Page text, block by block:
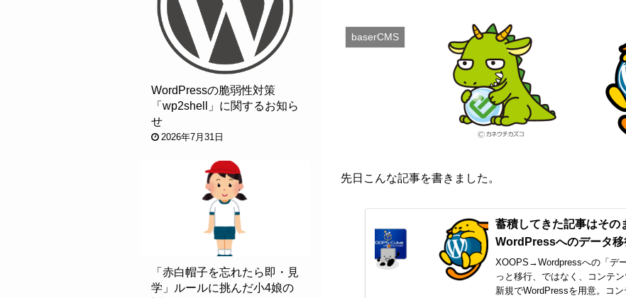
baserCMS
先日こんな記事を書きました。
蓄積してきた記事はその
WordPressへのデータ移
XOOPS→Wordpressへの「デ
っと移行、ではなく、コンテ
新規でWordPressを用意。コ
WordPressの脆弱性対策
「wp2shell」に関するお知ら
せ
2026年7月31日
「赤白帽子を忘れたら即・見
学」ルールに挑んだ小4娘の